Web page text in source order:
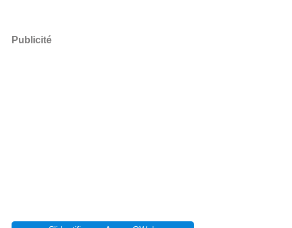
Publicité